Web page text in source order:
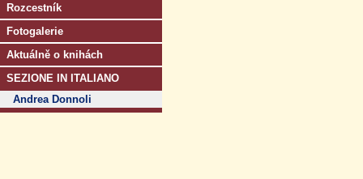
Rozcestník
Fotogalerie
Aktuálně o knihách
SEZIONE IN ITALIANO
Andrea Donnoli